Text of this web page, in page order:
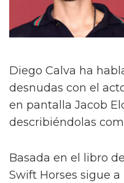
Diego Calva ha
desnudas con el
en pantalla Jacob
describiéndolas
Basada en el libro
Swift Horses sigue